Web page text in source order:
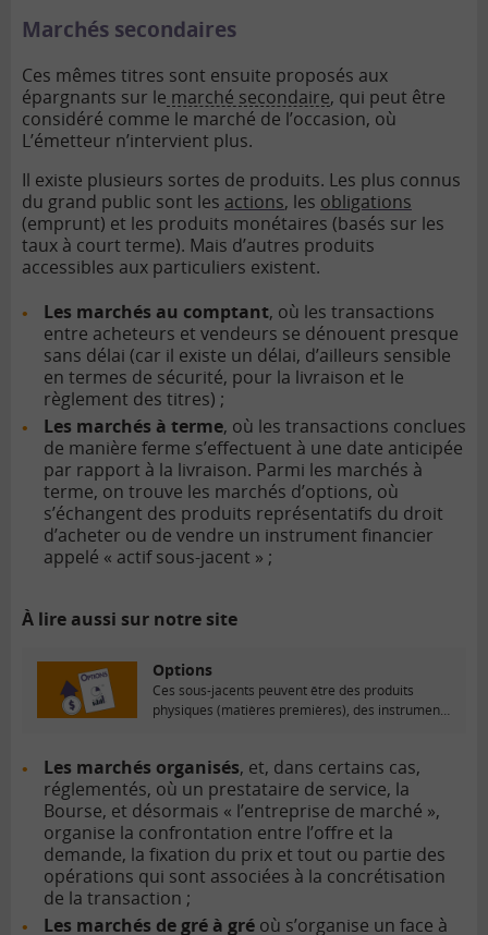
Marchés secondaires
Ces mêmes titres sont ensuite proposés aux
épargnants sur le marché secondaire, qui peut être
considéré comme le marché de l’occasion, où
L’émetteur n’intervient plus.
Il existe plusieurs sortes de produits. Les plus connus
du grand public sont les actions, les obligations
(emprunt) et les produits monétaires (basés sur les
taux à court terme). Mais d’autres produits
accessibles aux particuliers existent.
Les marchés au comptant, où les transactions
entre acheteurs et vendeurs se dénouent presque
sans délai (car il existe un délai, d’ailleurs sensible
en termes de sécurité, pour la livraison et le
règlement des titres) ;
Les marchés à terme, où les transactions conclues
de manière ferme s’effectuent à une date anticipée
par rapport à la livraison. Parmi les marchés à
terme, on trouve les marchés d’options, où
s’échangent des produits représentatifs du droit
d’acheter ou de vendre un instrument financier
appelé « actif sous-jacent » ;
À lire aussi sur notre site
Options
Ces sous-jacents peuvent être des produits
physiques (matières premières), des instruments
Les marchés organisés, et, dans certains cas,
réglementés, où un prestataire de service, la
Bourse, et désormais « l’entreprise de marché »,
organise la confrontation entre l’offre et la
demande, la fixation du prix et tout ou partie des
opérations qui sont associées à la concrétisation
de la transaction ;
Les marchés de gré à gré où s’organise un face à